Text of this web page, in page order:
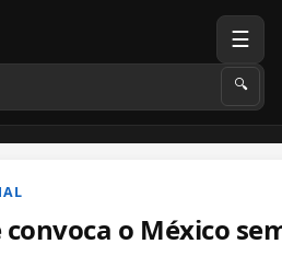
🔍
☰
o México